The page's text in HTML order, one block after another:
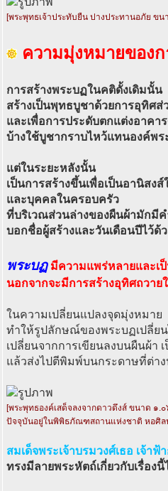
[พระพุทธเจ้าประทับยืน ปางประทานอภัย ข
ความมุ่งหมายของก
การสร้างพระบฏในคติดั้งเดิมนั้น
สร้างเป็นพุทธบูชาด้วยการอุทิศ
และเพื่อการประดับตกแต่งอาคา
บ้างใช้บูชากราบไหว้แทนองค์พร
แต่ในระยะหลังนั้น
เป็นการสร้างขึ้นเพื่อเป็นอานิสงส์
และบุคคลในครอบครัว
ที่บริเวณส่วนล่างของผืนผ้ามักมี
บอกชื่อผู้สร้างและวันเดือนปีไว้ด้
พระบฏ มีความแพร่หลายและ
นอกจากจะมีการสร้างอุทิศถวา
ในความเปลี่ยนแปลงจุดมุ่งหมาย
ทำให้รูปลักษณ์ของพระบฏเปลี่ยน
เปลี่ยนจากการเขียนลงบนผืนผ้า
แล้วส่งไปตีพิมพ์บนกระดาษที่ต่าง
[พระพุทธองค์เสด็จลงจากดาวดึงส์ ขนาด ๑.
ปัจจุบันอยู่ในพิพิธภัณฑสถานแห่งชาติ หอศิล
สมเด็จพระเจ้าบรมวงศ์เธอ เจ้า
ทรงมีลายพระหัตถ์เกี่ยวกับเรื่องนี้